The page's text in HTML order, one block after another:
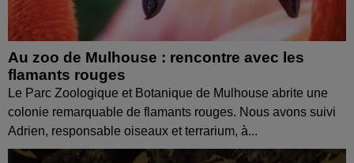
Au zoo de Mulhouse : rencontre avec les
flamants rouges
Le Parc Zoologique et Botanique de Mulhouse abrite une
colonie remarquable de flamants rouges. Nous avons suivi
Adrien, responsable oiseaux et terrarium, à...